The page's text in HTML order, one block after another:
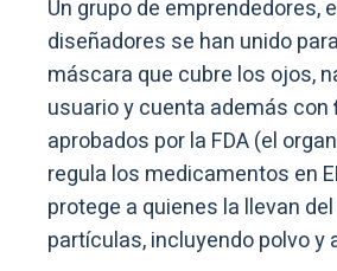
Un grupo de emprendedores,
diseñadores se han unido
máscara que cubre los ojos,
usuario y cuenta además con
aprobados por la FDA (el
regula los medicamentos en
protege a quienes la llevan
partículas, incluyendo polvo y